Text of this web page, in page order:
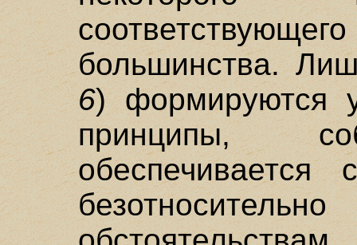
большинства.
6) формируются
принципы,
обеспечивается